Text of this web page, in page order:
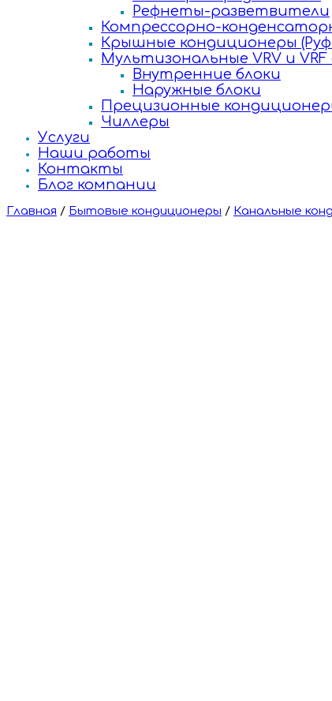
Рефнеты-разветвители
Компрессорно-
Крышные кондиционеры
Мультизональные VRV и
Внутренние блоки
Наружные блоки
Прецизионные
Чиллеры
Услуги
Наши работы
Контакты
Блог компании
Главная / Бытовые кондиционеры / Канальные